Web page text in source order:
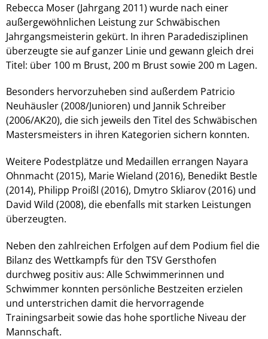
Rebecca Moser (Jahrgang 2011) wurde nach einer
außergewöhnlichen Leistung zur Schwäbischen
Jahrgangsmeisterin gekürt. In ihren Paradedisziplinen
überzeugte sie auf ganzer Linie und gewann gleich drei
Titel: über 100 m Brust, 200 m Brust sowie 200 m Lagen.
Besonders hervorzuheben sind außerdem Patricio
Neuhäusler (2008/Junioren) und Jannik Schreiber
(2006/AK20), die sich jeweils den Titel des Schwäbischen
Mastersmeisters in ihren Kategorien sichern konnten.
Weitere Podestplätze und Medaillen errangen Nayara
Ohnmacht (2015), Marie Wieland (2016), Benedikt Bestle
(2014), Philipp Proißl (2016), Dmytro Skliarov (2016) und
David Wild (2008), die ebenfalls mit starken Leistungen
überzeugten.
Neben den zahlreichen Erfolgen auf dem Podium fiel die
Bilanz des Wettkampfs für den TSV Gersthofen
durchweg positiv aus: Alle Schwimmerinnen und
Schwimmer konnten persönliche Bestzeiten erzielen
und unterstrichen damit die hervorragende
Trainingsarbeit sowie das hohe sportliche Niveau der
Mannschaft.